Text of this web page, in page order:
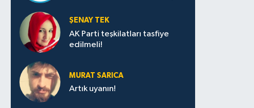
ŞENAY TEK
AK Parti teşkilatları tasfiye
edilmeli!
MURAT SARICA
Artık uyanın!